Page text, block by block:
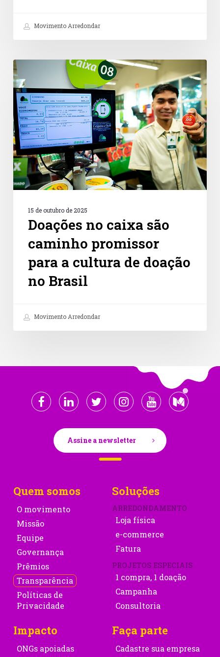
Movimento Arredondar
Doações
no
caixa
são
caminho
promissor
para
a
cultura
de
doação
no
15 de outubro de 2025
Doações no caixa são
caminho promissor
para a cultura de doação
no Brasil
Movimento Arredondar
Assine a newsletter
Quem somos
O movimento
Missão
Equipe
Governança
Prêmios
Transparência
Políticas de
Privacidade
Soluções
ARREDONDAMENTO
Loja física
e-commerce
Fatura
PROJETOS ESPECIAIS
1 compra, 1 doação
Campanha
Consultoria
Impacto
ONGs apoiadas
Faça parte
Cadastre sua empresa